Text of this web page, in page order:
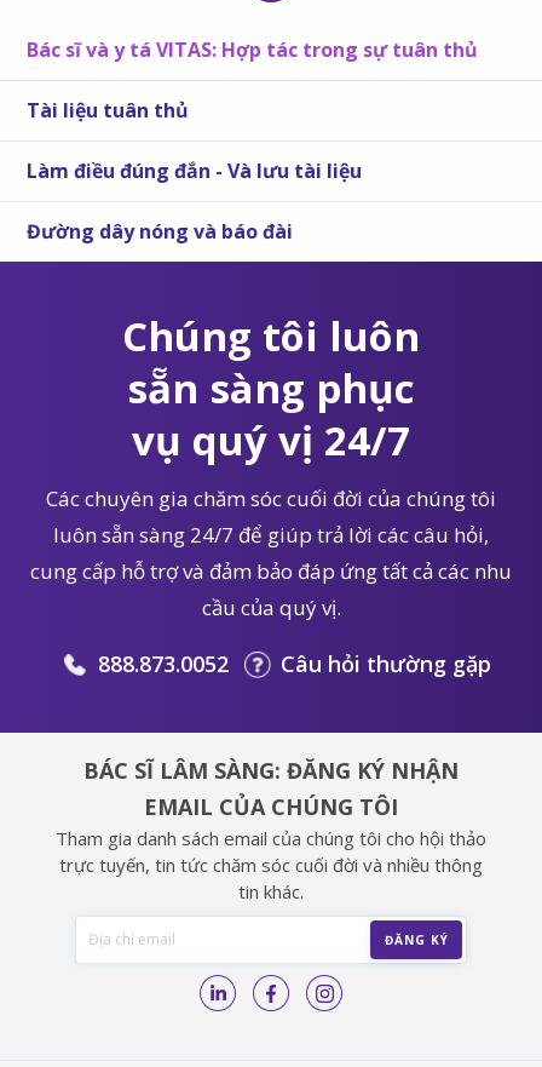
Bác sĩ và y tá VITAS: Hợp tác trong sự tuân thủ
Tài liệu tuân thủ
Làm điều đúng đắn - Và lưu tài liệu
Đường dây nóng và báo đài
Chúng tôi luôn
sẵn sàng phục
vụ quý vị 24/7
Các chuyên gia chăm sóc cuối đời của chúng tôi
luôn sẵn sàng 24/7 để giúp trả lời các câu hỏi,
cung cấp hỗ trợ và đảm bảo đáp ứng tất cả các nhu
cầu của quý vị.
888.873.0052 Câu hỏi thường gặp
BÁC SĨ LÂM SÀNG: ĐĂNG KÝ NHẬN
EMAIL CỦA CHÚNG TÔI
Tham gia danh sách email của chúng tôi cho hội thảo
trực tuyến, tin tức chăm sóc cuối đời và nhiều thông
tin khác.